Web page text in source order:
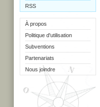
RSS
À propos
Politique d'utilisation
Subventions
Partenariats
Nous joindre